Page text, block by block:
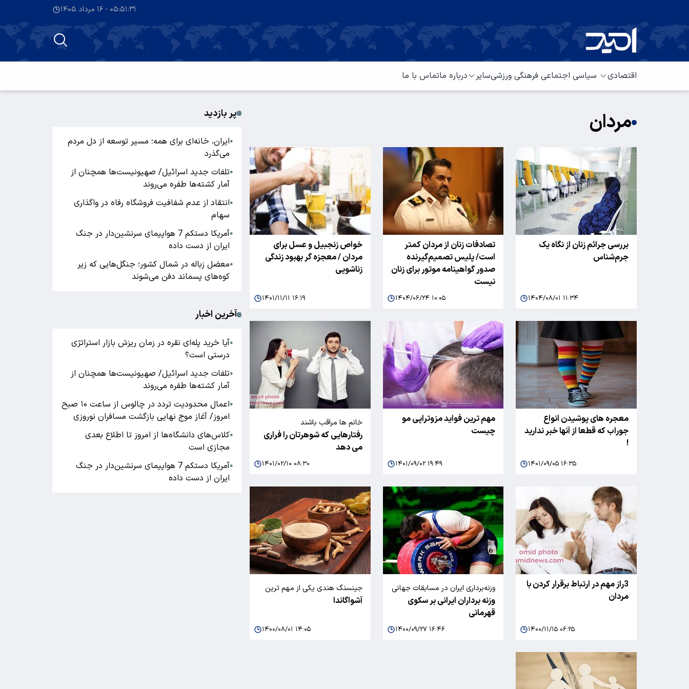
۰۵:۵۱:۳۲ - ۱۶ مرداد ۱۴۰۵
اقتصادی سیاسی اجتماعی فرهنگی ورزشیسایر درباره ماتماس با ما
مردان
بررسی جرائم زنان از نگاه یک
جرم‌شناس
۱۴۰۴/۰۸/۰۱ ۱۱:۳۴
تصادفات زنان از مردان کمتر
است/ پلیس تصمیم‌گیرنده
صدور گواهینامه موتور برای زنان
نیست
۱۴۰۴/۰۶/۲۴ ۱۰:۰۵
خواص زنجبیل و عسل برای
مردان / معجزه گر بهبود زندگی
زناشویی
۱۴۰۱/۱۱/۱۱ ۱۶:۱۹
معجره های پوشیدن انواع
جوراب که قطعا از آنها خبر ندارید
!
۱۴۰۱/۰۹/۰۵ ۱۶:۳۵
مهم ترین فواید مزوتراپی مو
چیست
۱۴۰۱/۰۹/۰۲ ۱۹:۴۹
خانم ها مراقب باشند
رفتارهایی که شوهرتان را فراری
می دهد
۱۴۰۱/۰۲/۱۰ ۰۸:۳۰
3راز مهم در ارتباط برقرار کردن با
مردان
۱۴۰۰/۱۱/۱۵ ۰۶:۲۵
وزنه‌برداری ایران در مسابقات جهانی
نایب قهرمان جهان شد
وزنه برداران ایرانی بر سکوی
قهرمانی
۱۴۰۰/۰۹/۲۷ ۱۶:۴۶
جینسنگ هندی یکی از مهم ترین
گیاهان دارویی است
آشواگاندا
۱۴۰۰/۰۸/۰۱ ۱۴:۰۵
پر بازدید
●ایران، خانه‌ای برای همه؛ مسیر توسعه از دل مردم
می‌گذرد
●تلفات جدید اسرائیل/ صهیونیست‌ها همچنان از
آمار کشته‌ها طفره می‌روند
●انتقاد از عدم شفافیت فروشگاه رفاه در واگذاری
سهام
●
آمریکا دستکم 7 هواپیمای سرنشین‌دار در جنگ
ایران از دست داده
●معضل زباله در شمال کشور؛ جنگل‌هایی که زیر
کوه‌های پسماند دفن می‌شوند
آخرین اخبار
●آیا خرید پله‌ای نقره در زمان ریزش بازار استراتژی
درستی است؟
●تلفات جدید اسرائیل/ صهیونیست‌ها همچنان از
آمار کشته‌ها طفره می‌روند
●
اعمال محدودیت تردد در چالوس از ساعت ۱۰ صبح
امروز/ آغاز موج نهایی بازگشت مسافران نوروزی
●کلاس‌های دانشگاه‌ها از امروز تا اطلاع بعدی
مجازی است
●
آمریکا دستکم 7 هواپیمای سرنشین‌دار در جنگ
ایران از دست داده